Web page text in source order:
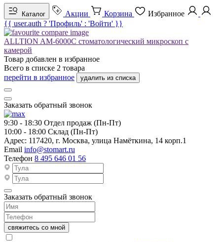
Каталог Акции Корзина
Избранное
{{ user.auth ? 'Профиль' : 'Войти' }}
ALLTION AM-6000C стоматологический микроскоп с
камерой
Товар добавлен в избранное
Всего в списке 2 товара
перейти в избранное
удалить из списка
Заказать обратный звонок
9:30 - 18:30 Отдел продаж (Пн-Пт)
10:00 - 18:00 Склад (Пн-Пт)
Адрес: 117420, г. Москва, улица Намёткина, 14 корп.1
Email info@stomart.ru
Телефон 8 495 646 01 56
Заказать обратный звонок
свяжитесь со мной